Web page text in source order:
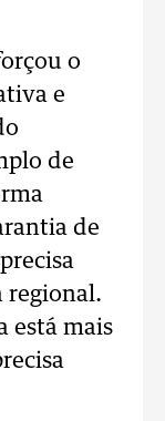
o
e
de
de
regional.
está mais